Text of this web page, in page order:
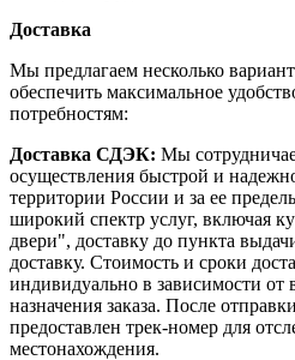
Доставка
Мы предлагаем несколько
обеспечить максимальное
потребностям:
Доставка СДЭК: Мы
осуществления быстрой и
территории России и за ее
широкий спектр услуг, включая
двери", доставку до пункта
доставку. Стоимость и сроки
индивидуально в зависимости от
назначения заказа. После
предоставлен трек-номер для
местонахождения.